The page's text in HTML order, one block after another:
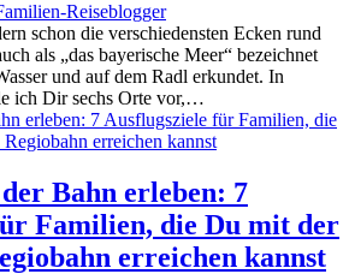
Reiseblogger
schon die verschiedensten Ecken rund
als „das bayerische Meer“ bezeichnet
und auf dem Radl erkundet. In
ich Dir sechs Orte vor,…
Bahn erleben: 7
Familien, die Du mit der
erreichen kannst